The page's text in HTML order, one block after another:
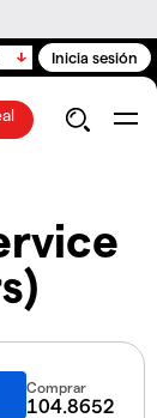
Inicia sesión
Comprar
104.8652